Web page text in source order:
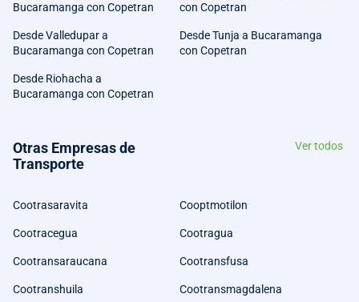
Bucaramanga con Copetran
con Copetran
Desde Valledupar a
Bucaramanga con Copetran
Desde Tunja a Bucaramanga
con Copetran
Desde Riohacha a
Bucaramanga con Copetran
Otras Empresas de
Transporte
Ver todos
Cootrasaravita Cooptmotilon
Cootracegua Cootragua
Cootransaraucana Cootransfusa
Cootranshuila Cootransmagdalena